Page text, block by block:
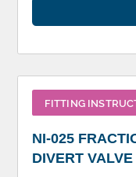
FITTING
NI-025
DIVERT VALVE